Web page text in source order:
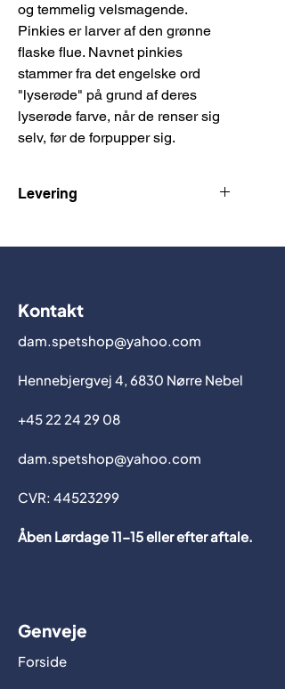
og temmelig velsmagende.
Pinkies er larver af den grønne
flaske flue. Navnet pinkies
stammer fra det engelske ord
"lyserøde" på grund af deres
lyserøde farve, når de renser sig
selv, før de forpupper sig.
Levering
leverig
Kontakt
dam.spetshop@yahoo.com
Hennebjergvej 4, 6830 Nørre Nebel
+45 22 24 29 08
dam.spetshop@yahoo.com
CVR: 44523299
Åben Lørdage 11-15 eller efter aftale.
Genveje
Forside